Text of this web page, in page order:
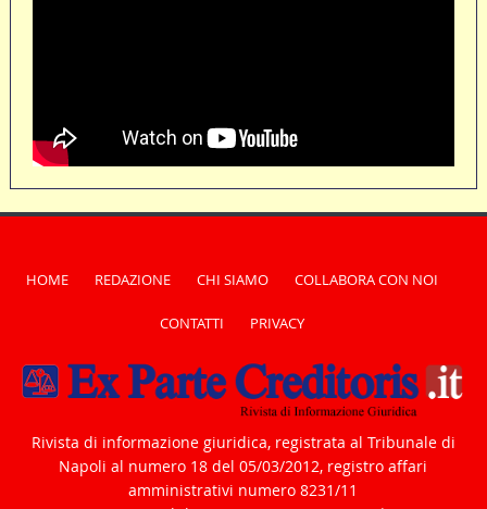
HOME REDAZIONE CHI SIAMO COLLABORA CON NOI
CONTATTI PRIVACY
Rivista di informazione giuridica, registrata al Tribunale di
Napoli al numero 18 del 05/03/2012, registro affari
amministrativi numero 8231/11